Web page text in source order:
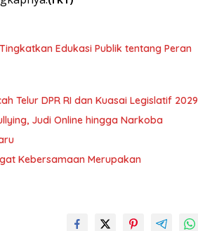
Edukasi Publik tentang Peran
Telur DPR RI dan Kuasai Legislatif 2029
Judi Online hingga Narkoba
Kebersamaan Merupakan